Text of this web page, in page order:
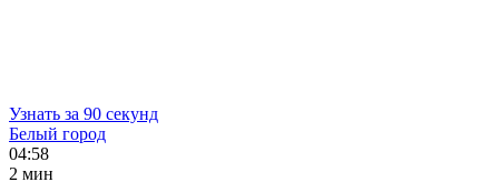
Узнать за 90 секунд
Белый город
04:58
2 мин